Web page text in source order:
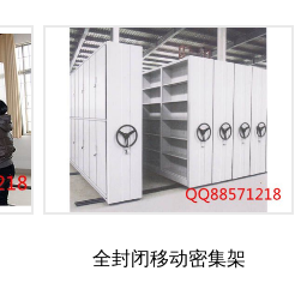
全封闭移动密集架